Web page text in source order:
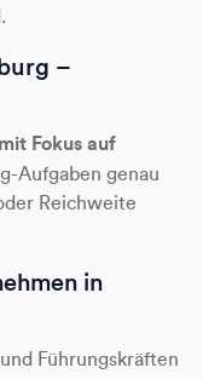
–
Fokus auf
Aufgaben genau
Reichweite
in
Führungskräften